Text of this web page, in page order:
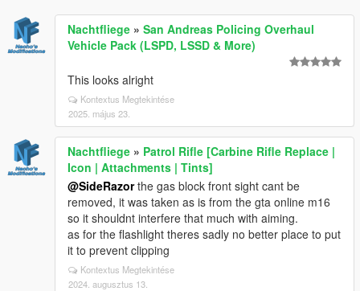
Nachtfliege » San Andreas Policing Overhaul
Vehicle Pack (LSPD, LSSD & More)
This looks alright
Kontextus Megtekintése
2025. május 23.
Nachtfliege » Patrol Rifle [Carbine Rifle Replace |
Icon | Attachments | Tints]
@SideRazorthe gas block front sight cant be
removed, it was taken as is from the gta online m16
so it shouldnt interfere that much with aiming.
as for the flashlight theres sadly no better place to put
it to prevent clipping
Kontextus Megtekintése
2024. augusztus 13.